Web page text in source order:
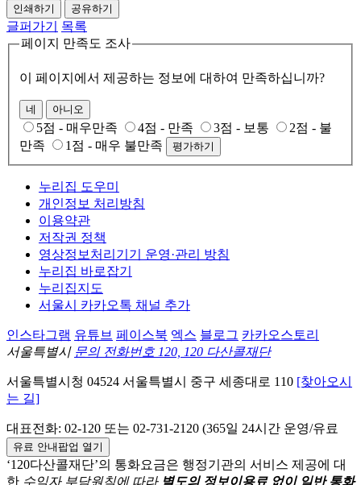
인쇄하기 공유하기
글퍼가기
목록
페이지 만족도 조사
이 페이지에서 제공하는 정보에 대하여 만족하십니까?
네 아니오
5점 - 매우만족 4점 - 만족 3점 - 보통
2점 - 불
만족
1점 - 매우 불만족 평가하기
누리집 도우미
개인정보 처리방침
이용약관
저작권 정책
영상정보처리기기 운영·관리 방침
누리집 바로잡기
누리집지도
서울시 카카오톡 채널 추가
인스타그램 유튜브 페이스북 엑스 블로그 카카오스토리
서울특별시 문의 전화번호 120, 120 다산콜재단
서울특별시청 04524 서울특별시 중구 세종대로 110 [찾아오시
는 길]
대표전화: 02-120 또는 02-731-2120 (365일 24시간 운영/유료
유료 안내팝업 열기
‘120다산콜재단’의 통화요금은 행정기관의 서비스 제공에 대
한 수익자 부담원칙에 따라 별도의 정보이용료 없이 일반 통화